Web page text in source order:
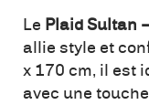
Le Plaid Sultan
allie style et
x 170 cm, il est
avec une